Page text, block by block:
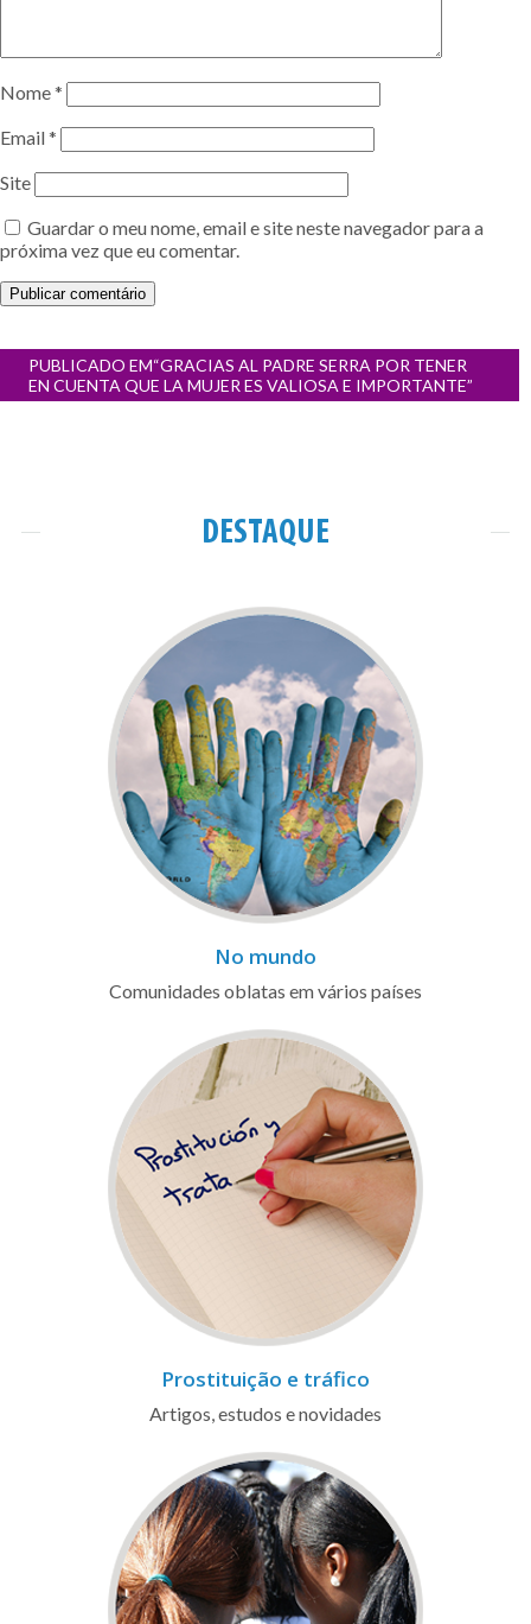
Nome*
Email*
Site
Guardar o meu nome, email e site neste navegador para a
próxima vez que eu comentar.
Navegação
artigos
PUBLICADO EM“GRACIAS AL PADRE SERRA POR TENER
EN CUENTA QUE LA MUJER ES VALIOSA E IMPORTANTE”
DESTAQUE
No mundo
Comunidades oblatas em vários países
Prostituição e tráfico
Artigos, estudos e novidades